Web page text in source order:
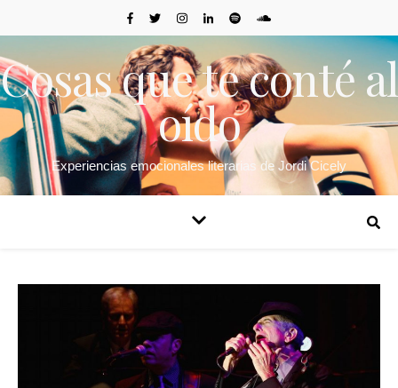
Cosas que te conté al
oído
Experiencias emocionales literarias de Jordi Cicely